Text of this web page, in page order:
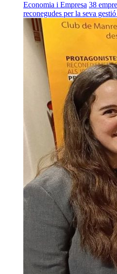
Economia i Empresa 38
reconegudes per la seva